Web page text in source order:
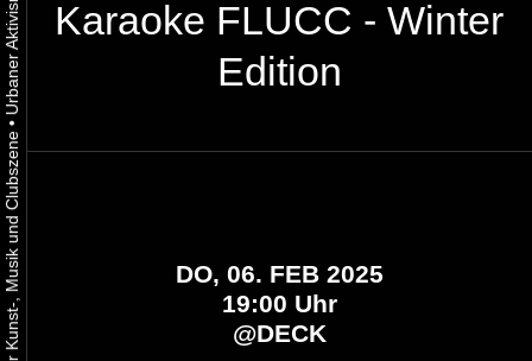
•
Karaoke FLUCC - Winter
Edition
DO, 06. FEB 2025
19:00 Uhr
@DECK